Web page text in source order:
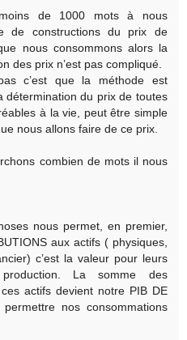
de 1000 mots à nous
de constructions du prix de
nous consommons alors la
des prix n’est pas compliqué.
c’est que la méthode est
détermination du prix de toutes
à la vie, peut être simple
nous allons faire de ce prix.
combien de mots il nous
nous permet, en premier,
aux actifs ( physiques,
c’est la valeur pour leurs
La somme des
actifs devient notre PIB DE
nos consommations